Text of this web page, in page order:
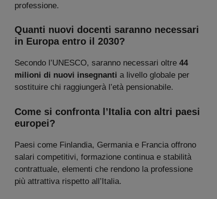
professione.
Quanti nuovi docenti saranno necessari
in Europa entro il 2030?
Secondo l’UNESCO, saranno necessari oltre 44
milioni di nuovi insegnanti a livello globale per
sostituire chi raggiungerà l’età pensionabile.
Come si confronta l’Italia con altri paesi
europei?
Paesi come Finlandia, Germania e Francia offrono
salari competitivi, formazione continua e stabilità
contrattuale, elementi che rendono la professione
più attrattiva rispetto all’Italia.